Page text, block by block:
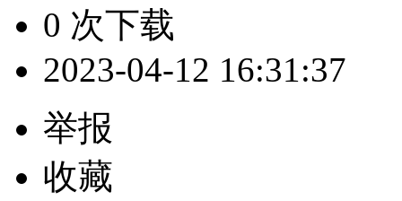
0 次下载
2023-04-12 16:31:37
举报
收藏